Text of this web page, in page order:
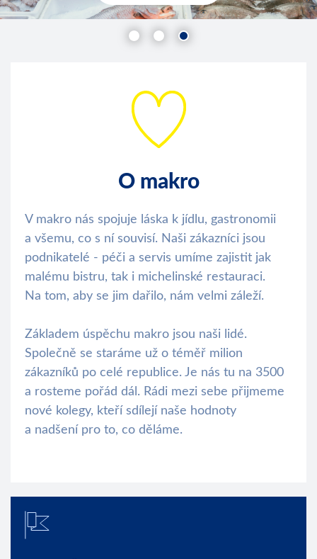
O makro
V makro nás spojuje láska k jídlu, gastronomii
a všemu, co s ní souvisí. Naši zákazníci jsou
podnikatelé - péči a servis umíme zajistit jak
malému bistru, tak i michelinské restauraci.
Na tom, aby se jim dařilo, nám velmi záleží.
Základem úspěchu makro jsou naši lidé.
Společně se staráme už o téměř milion
zákazníků po celé republice. Je nás tu na 3500
a rosteme pořád dál. Rádi mezi sebe přijmeme
nové kolegy, kteří sdílejí naše hodnoty
a nadšení pro to, co děláme.